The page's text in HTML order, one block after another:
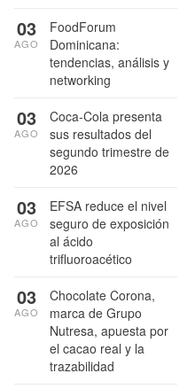
FoodForum
Dominicana:
tendencias, análisis y
networking
03
AGO
Coca-Cola presenta
sus resultados del
segundo trimestre de
2026
03
AGO
EFSA reduce el nivel
seguro de exposición
al ácido
trifluoroacético
03
AGO
Chocolate Corona,
marca de Grupo
Nutresa, apuesta por
el cacao real y la
trazabilidad
03
AGO